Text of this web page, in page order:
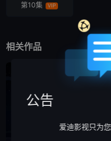
第10集 VIP
相关作品
公告
爱迪影视只为